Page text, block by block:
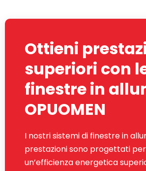
Ottieni
superiori con
finestre in
OPUOMEN
I nostri sistemi di finestre in
prestazioni sono progettati per
un’efficienza energetica